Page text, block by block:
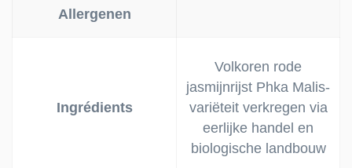
Allergenen
Ingrédients
Volkoren rode
jasmijnrijst Phka Malis-
variëteit verkregen via
eerlijke handel en
biologische landbouw